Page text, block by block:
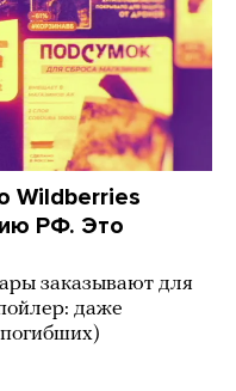
Wildberries
РФ. Это
заказывают для
даже